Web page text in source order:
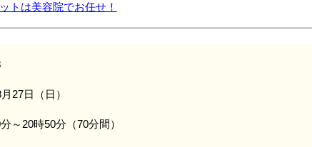
トは美容院でお任せ！
27日（日）
～20時50分（70分間）